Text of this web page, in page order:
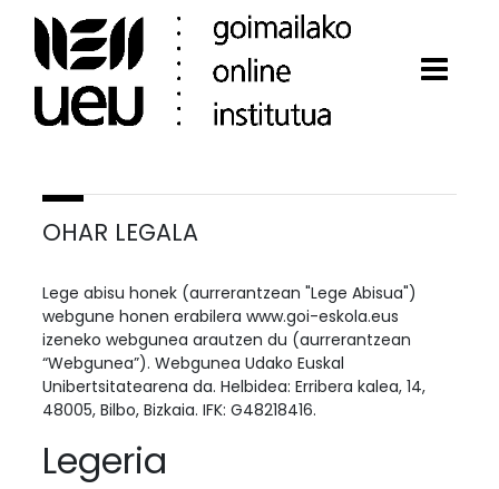
OHAR LEGALA
Lege abisu honek (aurrerantzean "Lege Abisua")
webgune honen erabilera www.goi-eskola.eus
izeneko webgunea arautzen du (aurrerantzean
“Webgunea”). Webgunea Udako Euskal
Unibertsitatearena da. Helbidea: Erribera kalea, 14,
48005, Bilbo, Bizkaia. IFK: G48218416.
Legeria